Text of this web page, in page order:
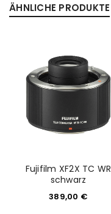
ÄHNLICHE PRODUKTE
Fujifilm XF2X TC WR
schwarz
389,00 €